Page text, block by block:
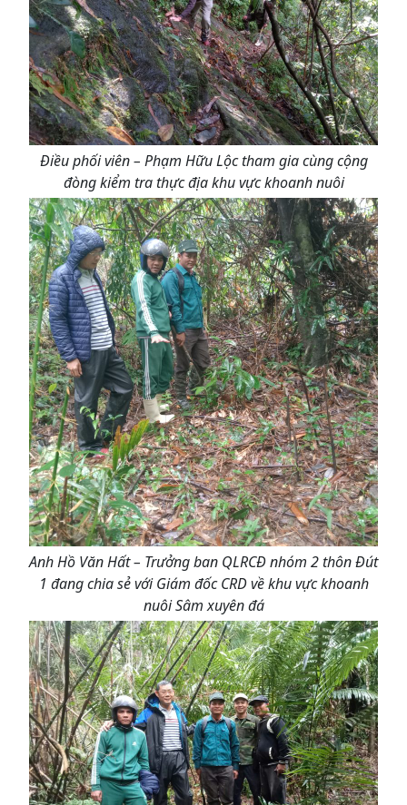
Điều phối viên – Phạm Hữu Lộc tham gia cùng cộng
đòng kiểm tra thực địa khu vực khoanh nuôi
Anh Hồ Văn Hất – Trưởng ban QLRCĐ nhóm 2 thôn Đút
1 đang chia sẻ với Giám đốc CRD về khu vực khoanh
nuôi Sâm xuyên đá